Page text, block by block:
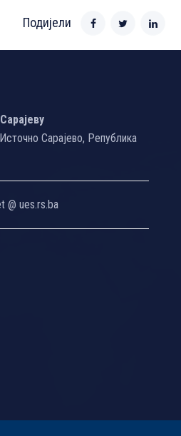
Подијели
Сарајево, Република
@ ues.rs.ba